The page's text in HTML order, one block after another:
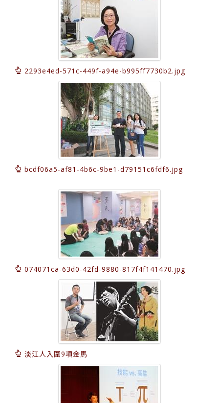
2293e4ed-571c-449f-a94e-b995ff7730b2.jpg
bcdf06a5-af81-4b6c-9be1-d79151c6fdf6.jpg
074071ca-63d0-42fd-9880-817f4f141470.jpg
淡江人入圍9項金馬